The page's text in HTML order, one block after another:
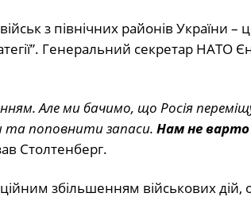
з північних районів України
Генеральний секретар НАТО
Але ми бачимо, що Росія
та поповнити запаси. Нам не
Столтенберг.
збільшенням військових дій,